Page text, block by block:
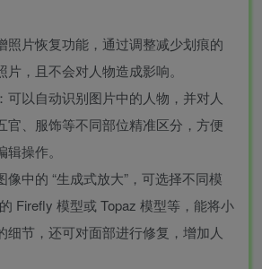
照片恢复功能，通过调整减少划痕的
，且不会对人物造成影响。
可以自动识别图片中的人物，并对人
官、服饰等不同部位精准区分，方便
操作。
中的 “生成式放大”，可选择不同模
Firefly 模型或 Topaz 模型等，能将小
细节，还可对面部进行修复，增加人